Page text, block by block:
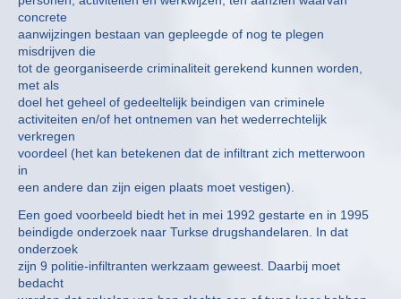
concrete
aanwijzingen bestaan van gepleegde of nog te plegen
misdrijven die
tot de georganiseerde criminaliteit gerekend kunnen worden,
met als
doel het geheel of gedeeltelijk beindigen van criminele
activiteiten en/of het ontnemen van het wederrechtelijk
verkregen
voordeel (het kan betekenen dat de infiltrant zich metterwoon
in
een andere dan zijn eigen plaats moet vestigen).
Een goed voorbeeld biedt het in mei 1992 gestarte en in 1995
beindigde onderzoek naar Turkse drugshandelaren. In dat
onderzoek
zijn 9 politie-infiltranten werkzaam geweest. Daarbij moet
bedacht